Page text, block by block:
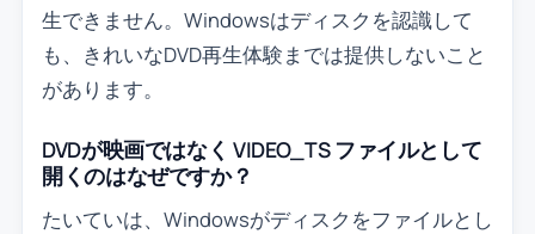
生できません。Windowsはディスクを認識して
も、きれいなDVD再生体験までは提供しないこと
があります。
DVDが映画ではなく VIDEO_TS ファイルとして
開くのはなぜですか？
たいていは、Windowsがディスクをファイルとし